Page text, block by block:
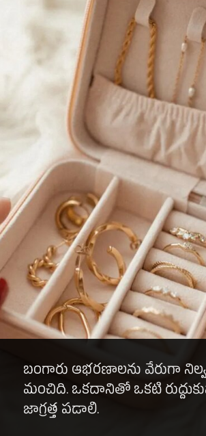
బంగారు ఆభరణాలను వేరుగా
మంచిది. ఒకదానితో ఒకటి
జాగ్రత్త పడాలి.